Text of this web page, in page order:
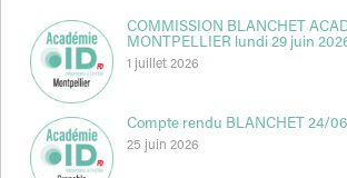
COMMISSION BLANCHET
MONTPELLIER lundi 29 juin
1 juillet 2026
Compte rendu BLANCHET 24/
25 juin 2026